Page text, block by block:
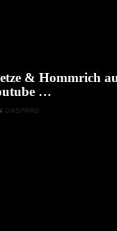
& Hommrich
…
GASPARD